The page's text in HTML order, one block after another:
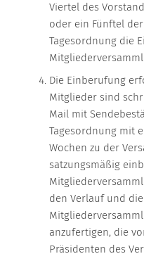
Viertel des
oder ein Fünftel
Tagesordnung die
Die Einberufung
Mitglieder sind
Mail mit
Tagesordnung mit
Wochen zu der
satzungsmäßig
den Verlauf und
anzufertigen, die
Präsidenten des